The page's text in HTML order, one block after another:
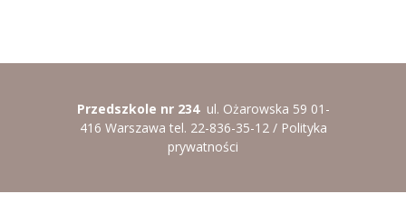
Przedszkole nr 234 ul. Ożarowska 59 01-
416 Warszawa tel. 22-836-35-12 / Polityka
prywatności